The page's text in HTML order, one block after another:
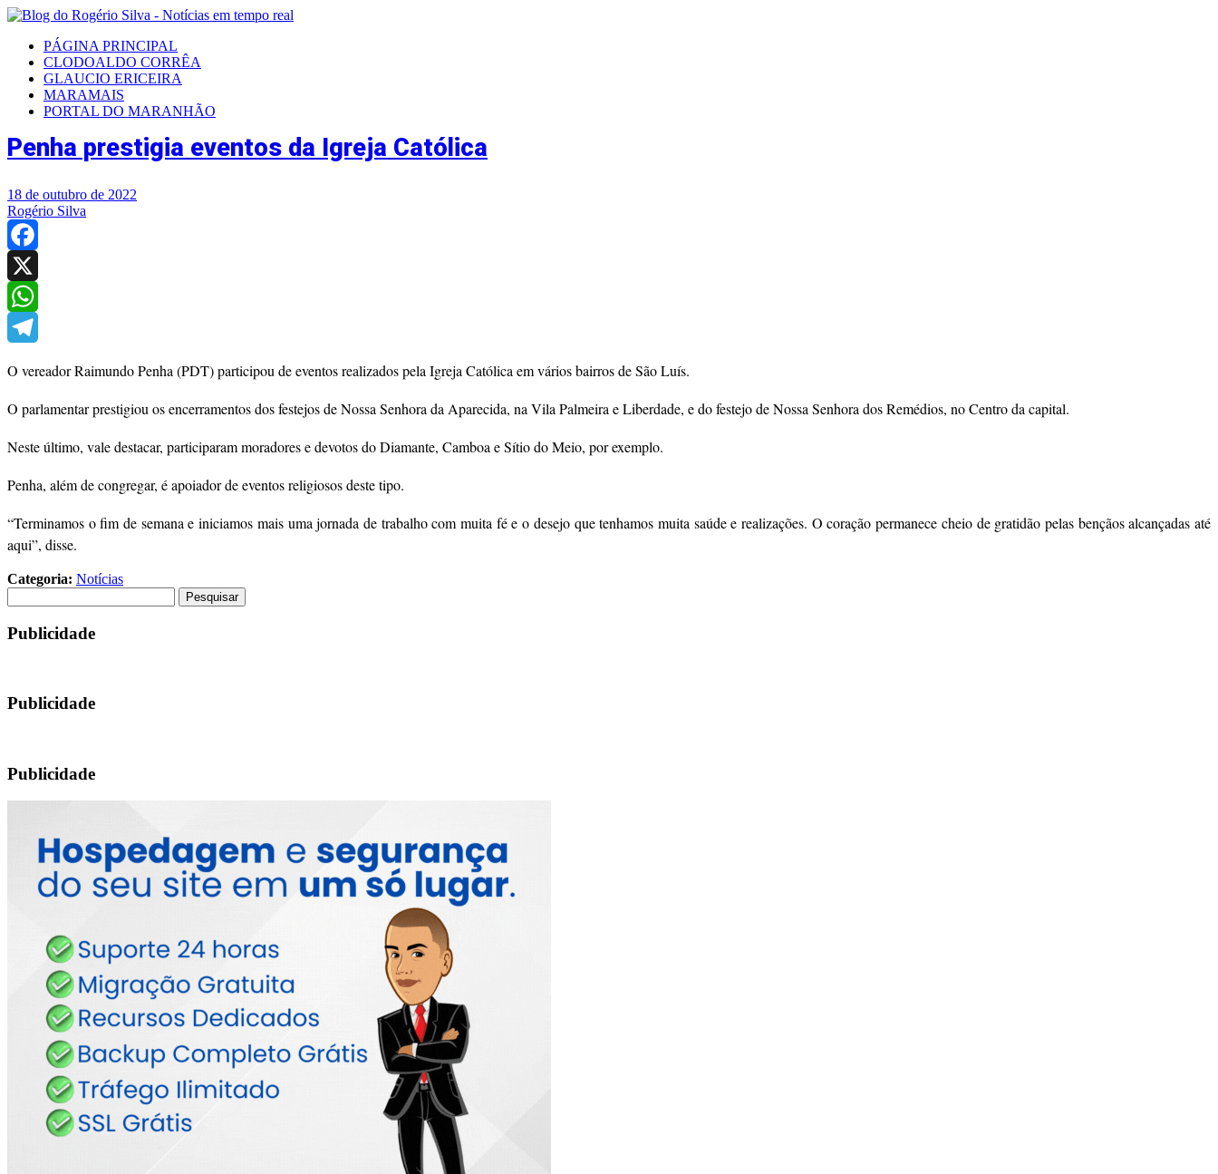
PÁGINA PRINCIPAL
CLODOALDO CORRÊA
GLAUCIO ERICEIRA
MARAMAIS
PORTAL DO MARANHÃO
Penha prestigia eventos da Igreja Católica
18 de outubro de 2022
Rogério Silva
Facebook
X
WhatsApp
O vereador Raimundo Penha (PDT) participou de eventos realizados pela Igreja Católica em vários bairros de São Luís.
O parlamentar prestigiou os encerramentos dos festejos de Nossa Senhora da Aparecida, na Vila Palmeira e Liberdade, e do festejo de Nossa Senhora dos Remédios, no Centro da capital.
Neste último, vale destacar, participaram moradores e devotos do Diamante, Camboa e Sítio do Meio, por exemplo.
Penha, além de congregar, é apoiador de eventos religiosos deste tipo.
“Terminamos o fim de semana e iniciamos mais uma jornada de trabalho com muita fé e o desejo que tenhamos muita saúde e realizações. O coração permanece cheio de gratidão pelas bençãos alcançadas até
aqui”, disse.
Categoria: Notícias
por:
Publicidade
Publicidade
Publicidade